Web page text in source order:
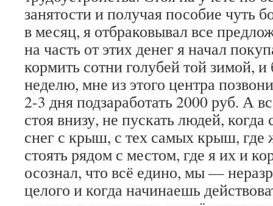
занятости и получая пособие чуть
в месяц, я отбраковывал все
на часть от этих денег я начал
кормить сотни голубей той зимой, и
неделю, мне из этого центра
2-3 дня подзаработать 2000 руб. А
стоя внизу, не пускать людей,
снег с крыш, с тех самых крыш, где
стоять рядом с местом, где я их и
осознал, что всё едино, мы —
целого и когда начинаешь